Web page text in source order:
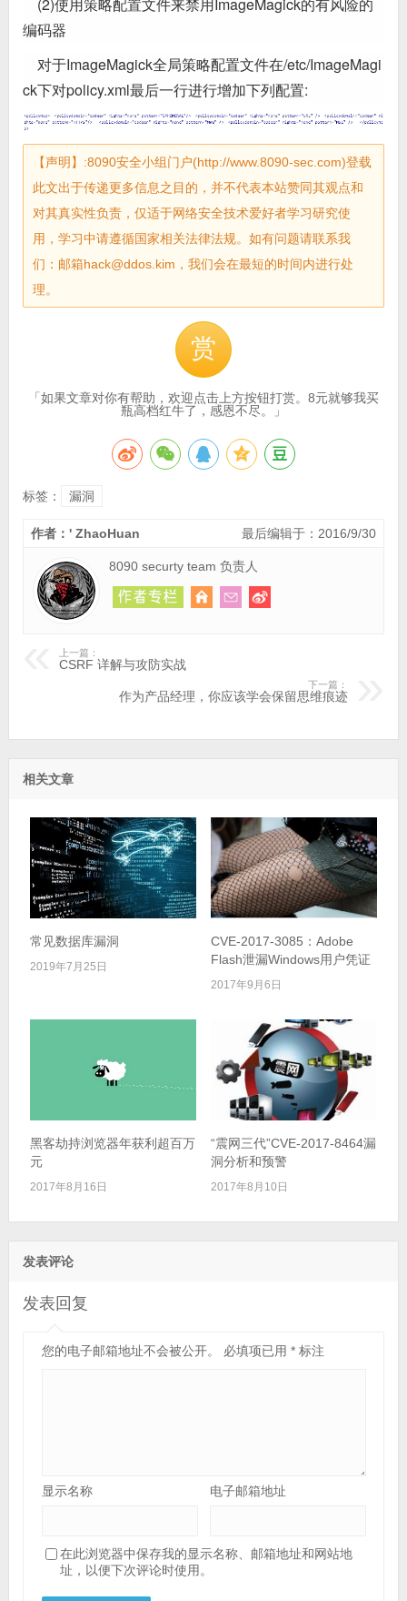
(2)使用策略配置文件来禁用ImageMagick的有风险的
编码器
对于ImageMagick全局策略配置文件在/etc/ImageMagi
ck下对policy.xml最后一行进行增加下列配置:
【声明】:8090安全小组门户(http://www.8090-sec.com)登载
此文出于传递更多信息之目的，并不代表本站赞同其观点和
对其真实性负责，仅适于网络安全技术爱好者学习研究使
用，学习中请遵循国家相关法律法规。如有问题请联系我
们：邮箱hack@ddos.kim，我们会在最短的时间内进行处
理。
赏
「如果文章对你有帮助，欢迎点击上方按钮打赏。8元就够我买
瓶高档红牛了，感恩不尽。」
标签： 漏洞
最后编辑于：2016/9/30
作者：' ZhaoHuan
8090 securty team 负责人
上一篇：
CSRF 详解与攻防实战
下一篇：
作为产品经理，你应该学会保留思维痕迹
相关文章
常见数据库漏洞
2019年7月25日
CVE-2017-3085：Adobe
Flash泄漏Windows用户凭证
2017年9月6日
黑客劫持浏览器年获利超百万
元
2017年8月16日
“震网三代”CVE-2017-8464漏
洞分析和预警
2017年8月10日
发表评论
发表回复
您的电子邮箱地址不会被公开。 必填项已用 *标注
显示名称 电子邮箱地址
在此浏览器中保存我的显示名称、邮箱地址和网站地
址，以便下次评论时使用。